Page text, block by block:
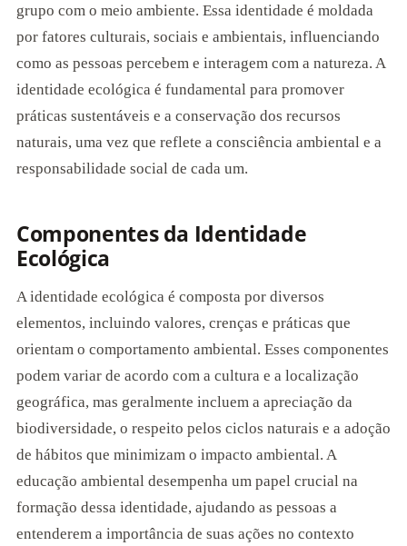
grupo com o meio ambiente. Essa identidade é moldada
por fatores culturais, sociais e ambientais, influenciando
como as pessoas percebem e interagem com a natureza. A
identidade ecológica é fundamental para promover
práticas sustentáveis e a conservação dos recursos
naturais, uma vez que reflete a consciência ambiental e a
responsabilidade social de cada um.
Componentes da Identidade
Ecológica
A identidade ecológica é composta por diversos
elementos, incluindo valores, crenças e práticas que
orientam o comportamento ambiental. Esses componentes
podem variar de acordo com a cultura e a localização
geográfica, mas geralmente incluem a apreciação da
biodiversidade, o respeito pelos ciclos naturais e a adoção
de hábitos que minimizam o impacto ambiental. A
educação ambiental desempenha um papel crucial na
formação dessa identidade, ajudando as pessoas a
entenderem a importância de suas ações no contexto